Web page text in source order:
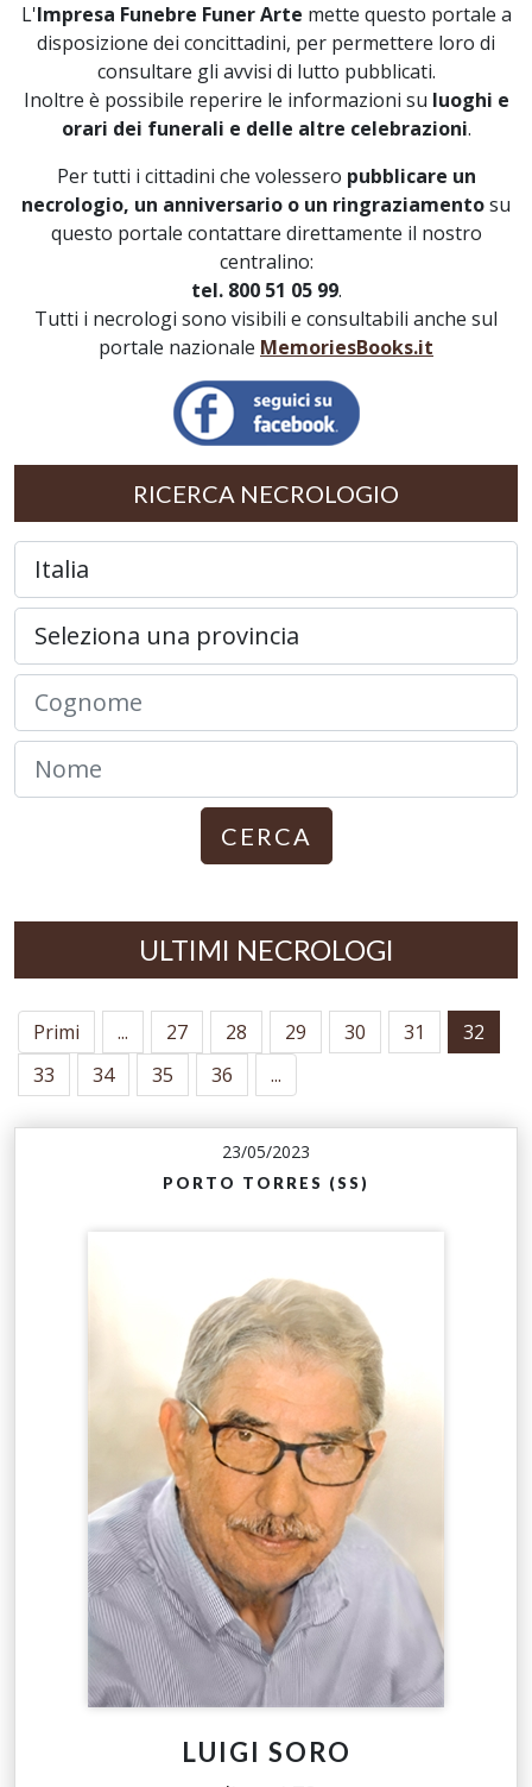
L'Impresa Funebre Funer Arte mette questo portale a
disposizione dei concittadini, per permettere loro di
consultare gli avvisi di lutto pubblicati.
Inoltre è possibile reperire le informazioni su luoghi e
orari dei funerali e delle altre celebrazioni.
Per tutti i cittadini che volessero pubblicare un
necrologio, un anniversario o un ringraziamentosu
questo portale contattare direttamente il nostro
centralino:
tel. 800 51 05 99.
Tutti i necrologi sono visibili e consultabili anche sul
portale nazionale MemoriesBooks.it
RICERCA NECROLOGIO
CERCA
ULTIMI NECROLOGI
Primi ... 27 28 29 30 31
32
33
34 35 36 ...
23/05/2023
PORTO TORRES (SS)
LUIGI SORO